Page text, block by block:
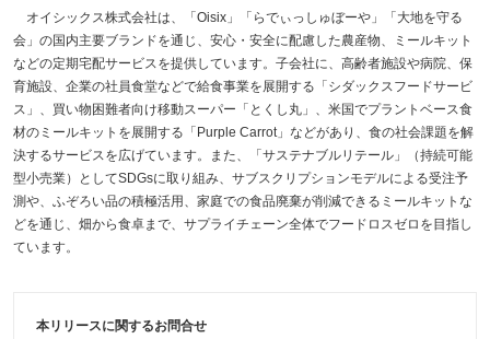
オイシックス株式会社は、「Oisix」「らでぃっしゅぼーや」「大地を守る
会」の国内主要ブランドを通じ、安心・安全に配慮した農産物、ミールキット
などの定期宅配サービスを提供しています。子会社に、高齢者施設や病院、保
育施設、企業の社員食堂などで給食事業を展開する「シダックスフードサービ
ス」、買い物困難者向け移動スーパー「とくし丸」、米国でプラントベース食
材のミールキットを展開する「Purple Carrot」などがあり、食の社会課題を解
決するサービスを広げています。また、「サステナブルリテール」（持続可能
型小売業）としてSDGsに取り組み、サブスクリプションモデルによる受注予
測や、ふぞろい品の積極活用、家庭での食品廃棄が削減できるミールキットな
どを通じ、畑から食卓まで、サプライチェーン全体でフードロスゼロを目指し
ています。
本リリースに関するお問合せ